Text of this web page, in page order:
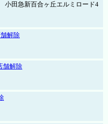
田急新百合ヶ丘エルミロード4
解除
舗解除